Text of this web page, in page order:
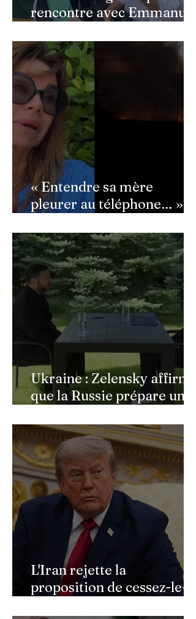
rencontre avec Emmanuel
semé la panique dans son
équipe
« Entendre sa mère
pleurer au téléphone… » :
bouleversée par les
incendies du Cap-Ferret,
son témoignage poignant
Ukraine : Zelensky affirme
que la Russie prépare une
militaire à l'automne
L'Iran rejette la
proposition de cessez-le-